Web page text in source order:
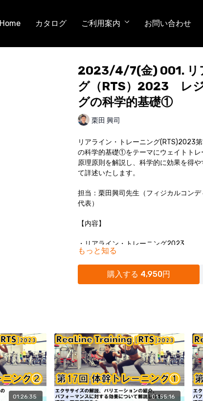
Home カタログ ご利用案内 お問い合わせ
2023/4/7(金) 001. リ
グ（RTS）2023 レ
グの科学的基礎①
栗田 興司
リアライン・トレーニング(RTS)2023
の科学的基礎①をテーマにウェイトト
原理原則を解説し、科学的に効果を得
て詳述いたします。
担当：栗田興司先生（フィジカルコン
代表）
【内容】
・リアライン・トレーニング2023
・リアライン・コンセプトとは
・レジスタンストレーニング
・レジスタンストレーニングの効果
■ セミナーに関連するお役立ち商品
もっと知る
購入する 4,950円
01:26:35 01:55:16